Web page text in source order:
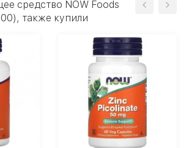
средство NOW Foods
также купили